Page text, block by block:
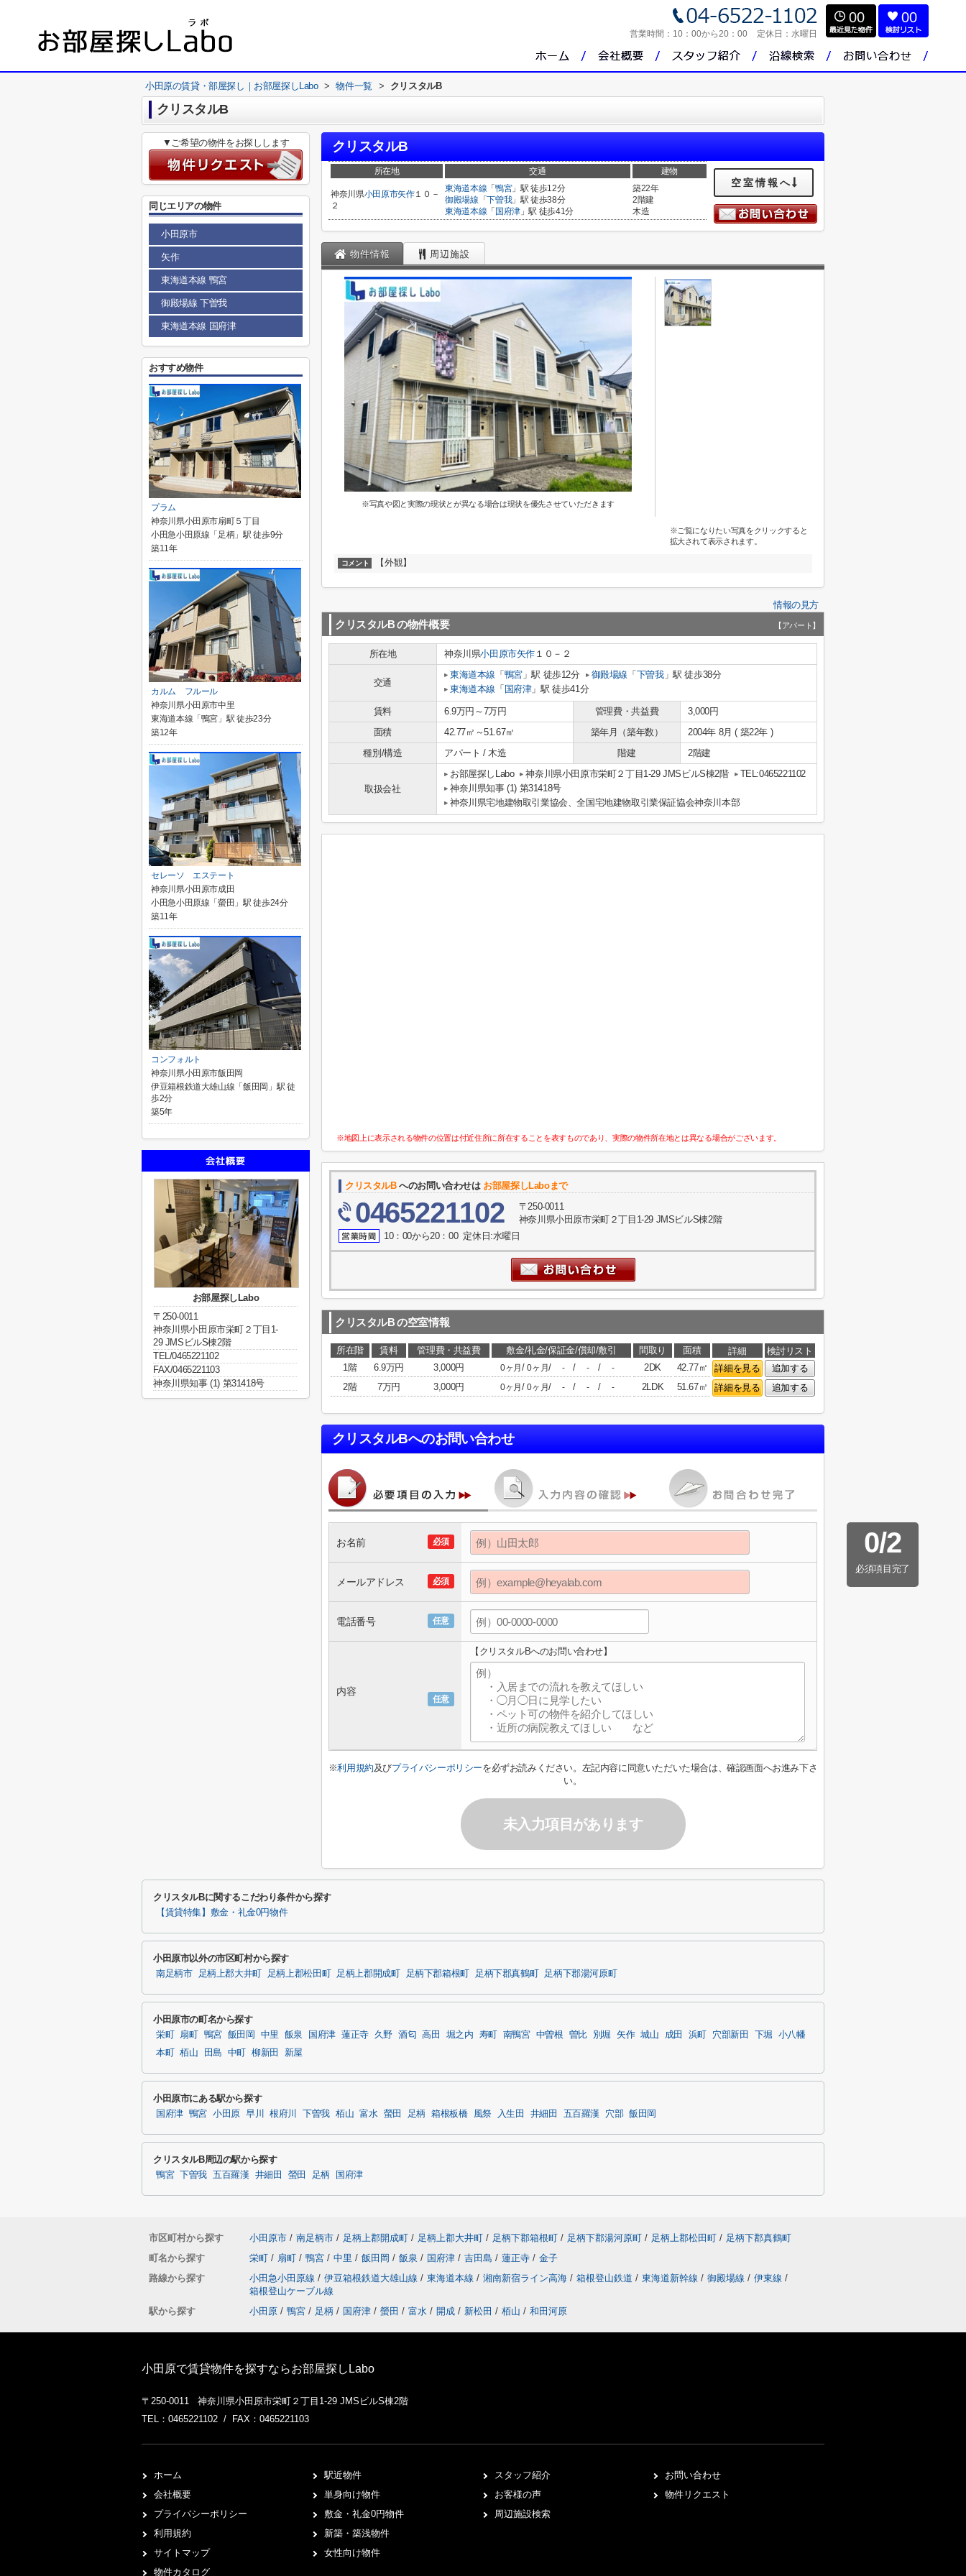
営業時間： 10：00から20：00 定休日： 水曜日
00 00
小田原の賃貸・部屋探し｜お部屋探しLabo > 物件一覧 > クリスタルB
クリスタルB
クリスタルB
所在地 交通 建物
神奈川県小田原市矢作１０－
２
東海道本線 「 鴨宮」駅 徒歩12分
御殿場線 「下曽我」駅 徒歩38分
東海道本線 「 国府津」駅 徒歩41分
築22年
2階建
木造
空室情報へ
物件情報 周辺施設
※写真や図と実際の現状とが異なる場合は現状を優先させていただきます
※ご覧になりたい写真をクリックすると
拡大されて表示されます。
コメント 【外観】
情報の見方
クリスタルB の物件概要 【アパート】
所在地 神奈川県小田原市矢作 １０－２
交通
東海道本線 「 鴨宮」駅 徒歩12分 御殿場線 「 下曽我」駅 徒歩38分
東海道本線 「 国府津」駅 徒歩41分
賃料 6.9万円～7万円 管理費・共益費
3,000円
面積
42.77㎡～51.67㎡ 築年月（築年数）
2004年 8月 ( 築22年 )
種別/構造
アパート / 木造 階建 2階建
取扱会社
お部屋探しLabo 神奈川県小田原市栄町２丁目1-29 JMSビルS棟2階
TEL:0465221102
神奈川県知事 (1) 第31418号
神奈川県宅地建物取引業協会、全国宅地建物取引業保証協会神奈川本部
※地図上に表示される物件の位置は付近住所に所在することを表すものであり、実際の物件所在地とは異なる場合がございます。
クリスタルBへのお問い合わせは お部屋探しLaboまで
0465221102
〒250-0011
神奈川県小田原市栄町２丁目1-29 JMSビルS棟2階
10：00から20：00 定休日:水曜日
クリスタルB の空室情報
所在階 賃料 管理費・共益費 敷金/礼金/保証金/償却/敷引 間取り 面積 詳細
検討リスト
1階
6.9万円 3,000円 0ヶ月/0ヶ月/ - / - / - 2DK 42.77㎡ 詳細を見る
追加する
2階
7万円 3,000円 0ヶ月/0ヶ月/ - / - / - 2LDK 51.67㎡ 詳細を見る 追加する
クリスタルBへのお問い合わせ
0/2
必須項目完了
必須
お名前
必須
メールアドレス
任意
電話番号
任意
内容
【クリスタルBへのお問い合わせ】
※利用規約及びプライバシーポリシーを必ずお読みください。左記内容に同意いただいた場合は、確認画面へお進み下さ
い。
未入力項目があります
▼ご希望の物件をお探しします
同じエリアの物件
小田原市
矢作
東海道本線 鴨宮
御殿場線 下曽我
東海道本線 国府津
おすすめ物件
プラム
神奈川県小田原市扇町５丁目
小田急小田原線「足柄」駅 徒歩9分
築11年
カルム フルール
神奈川県小田原市中里
東海道本線「鴨宮」駅 徒歩23分
築12年
セレーソ エステート
神奈川県小田原市成田
小田急小田原線「螢田」駅 徒歩24分
築11年
コンフォルト
神奈川県小田原市飯田岡
伊豆箱根鉄道大雄山線「飯田岡」駅 徒
歩2分
築5年
お部屋探しLabo
〒250-0011
神奈川県小田原市栄町２丁目1-
29 JMSビルS棟2階
TEL/0465221102
FAX/0465221103
神奈川県知事 (1) 第31418号
クリスタルBに関するこだわり条件から探す
【賃貸特集】敷金・礼金0円物件
小田原市以外の市区町村から探す
南足柄市 足柄上郡大井町 足柄上郡松田町 足柄上郡開成町 足柄下郡箱根町 足柄下郡真鶴町 足柄下郡湯河原町
小田原市の町名から探す
栄町 扇町 鴨宮 飯田岡 中里 飯泉 国府津 蓮正寺 久野 酒匂 高田 堀之内 寿町 南鴨宮 中曽根 曽比 別堀 矢作 城山 成田 浜町 穴部新田 下堀
小八幡
本町
栢山 田島 中町 柳新田 新屋
小田原市にある駅から探す
国府津 鴨宮 小田原 早川 根府川 下曽我 栢山 富水 螢田 足柄 箱根板橋 風祭 入生田 井細田 五百羅漢 穴部 飯田岡
クリスタルB周辺の駅から探す
鴨宮 下曽我 五百羅漢 井細田 螢田 足柄 国府津
市区町村から探す 小田原市 / 南足柄市 / 足柄上郡開成町 / 足柄上郡大井町 / 足柄下郡箱根町 / 足柄下郡湯河原町 / 足柄上郡松田町 / 足柄下郡真鶴町
町名から探す
栄町 / 扇町 / 鴨宮 / 中里 / 飯田岡 / 飯泉 / 国府津 / 吉田島 / 蓮正寺 / 金子
路線から探す
小田急小田原線 / 伊豆箱根鉄道大雄山線 / 東海道本線 / 湘南新宿ライン高海 / 箱根登山鉄道 / 東海道新幹線 / 御殿場線 / 伊東線 /
箱根登山ケーブル線
駅から探す
小田原 / 鴨宮 / 足柄 / 国府津 / 螢田 / 富水 / 開成 / 新松田 / 栢山 / 和田河原
小田原で賃貸物件を探すならお部屋探しLabo
〒250-0011 神奈川県小田原市栄町２丁目1-29 JMSビルS棟2階
TEL：0465221102 / FAX：0465221103
ホーム
会社概要
プライバシーポリシー
利用規約
サイトマップ
物件カタログ
駅近物件
単身向け物件
敷金・礼金0円物件
新築・築浅物件
女性向け物件
スタッフ紹介
お客様の声
周辺施設検索
お問い合わせ
物件リクエスト